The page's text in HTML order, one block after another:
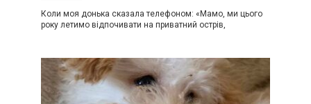
Коли моя донька сказала телефоном: «Мамо, ми цього
року летимо відпочивати на приватний острів,